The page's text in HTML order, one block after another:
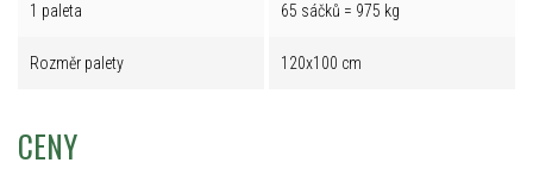
1 paleta 65 sáčků = 975 kg
Rozměr palety 120x100 cm
CENY